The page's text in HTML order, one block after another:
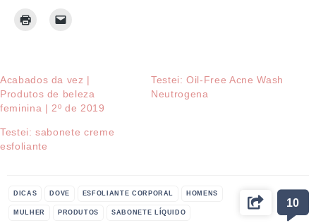
Acabados da vez |
Produtos de beleza
feminina | 2º de 2019
Testei: Oil-Free Acne Wash
Neutrogena
Testei: sabonete creme
esfoliante
DICAS DOVE ESFOLIANTE CORPORAL HOMENS
MULHER PRODUTOS SABONETE LÍQUIDO
10